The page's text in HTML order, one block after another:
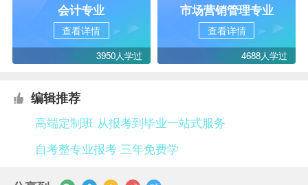
会计专业
查看详情
3950人学过
市场营销管理专业
查看详情
4688人学过
编辑推荐
高端定制班 从报考到毕业一站式服务
自考整专业报考 三年免费学